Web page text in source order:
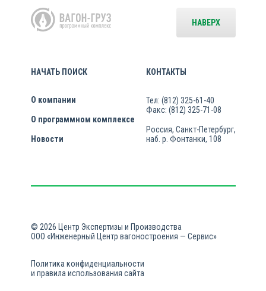
НАЧАТЬ ПОИСК
О компании
О программном комплексе
Новости
КОНТАКТЫ
Тел: (812) 325-61-40
Факс: (812) 325-71-08
Россия, Санкт-Петербург,
наб. р. Фонтанки, 108
НАВЕРХ
© 2026 Центр Экспертизы и Производства
ООО «Инженерный Центр вагоностроения — Сервис»
Политика конфиденциальности
и правила использования сайта